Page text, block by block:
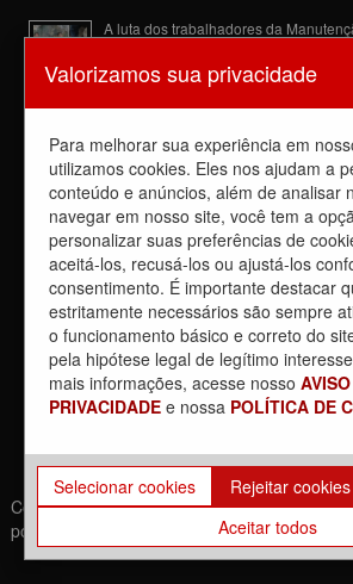
A luta dos trabalhadores da
6 de agosto de 2026
Dia de luta! Ferroviários mostram
5 de agosto de 2026
Dia 4/8, É DIA DE LUTA contra a
PARTICIPE!
3 de agosto de 2026
Reunião com Manutenção do EPB,
com a chefia da área
31 de julho de 2026
Sobre a REUNIÃO entre o Sindicato
30 de julho de 2026
Copyrights © 2021. Todos os direitos
por: Movimento Br
Valorizamos sua privacidade
Para melhorar sua experiência em
utilizamos cookies. Eles nos ajudam a
conteúdo e anúncios, além de analisar
navegar em nosso site, você tem a
personalizar suas preferências de
aceitá-los, recusá-los ou ajustá-los
consentimento. É importante destacar
estritamente necessários são sempre
o funcionamento básico e correto do
pela hipótese legal de legítimo
mais informações, acesse nosso
PRIVACIDADE e nossa POLÍTICA DE
Selecionar cookies
Rejeitar
Aceitar todos